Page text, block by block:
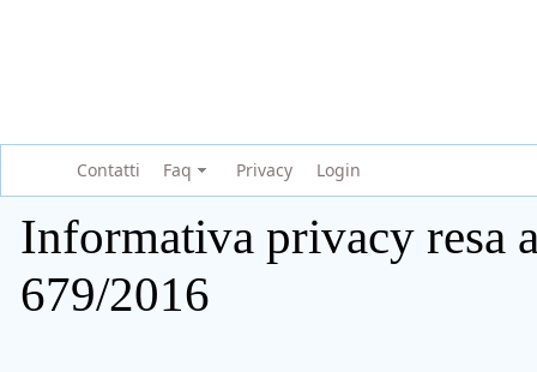
Contatti Faq Privacy Login
Informativa privacy resa
679/2016